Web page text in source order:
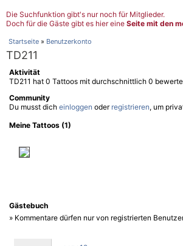
Die Suchfunktion gibt's nur noch für Mitglieder.
Doch für die Gäste gibt es hier eine Seite mit den
Startseite » Benutzerkonto
TD211
Aktivität
TD211 hat 0 Tattoos mit durchschnittlich 0
Community
Du musst dich einloggen oder registrieren, um
Meine Tattoos (1)
Gästebuch
» Kommentare dürfen nur von registrierten